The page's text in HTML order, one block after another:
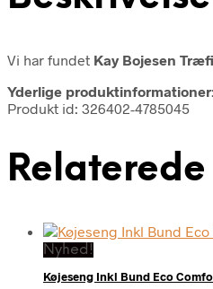
Vi har fundet Kay Bojesen
Yderlige
Produkt id: 326402-4785045
Nyhed!
Køjeseng Inkl Bund Eco